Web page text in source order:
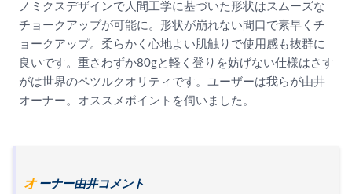
ノミクスデザインで人間工学に基づいた形状はスムーズな
チョークアップが可能に。形状が崩れない間口で素早くチ
ョークアップ。柔らかく心地よい肌触りで使用感も抜群に
良いです。重さわずか80gと軽く登りを妨げない仕様はさす
がは世界のペツルクオリティです。ユーザーは我らが由井
オーナー。オススメポイントを伺いました。
オーナー由井コメント